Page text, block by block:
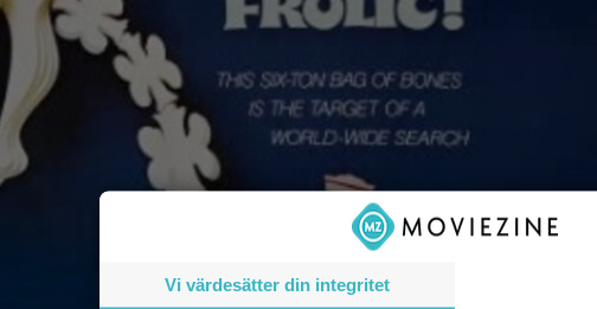
Vi värdesätter din integritet